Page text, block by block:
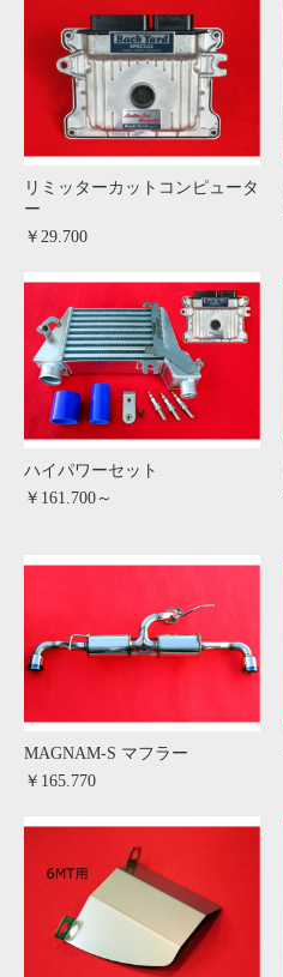
リミッターカットコンピュータ
ー
￥29.700
ハイパワーセット
￥161.700～
MAGNAM-S マフラー
￥165.770